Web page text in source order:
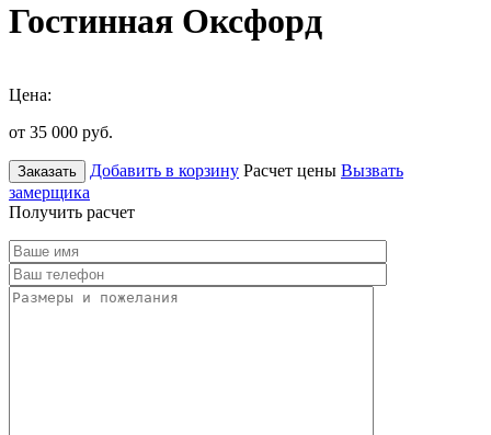
Гостинная Оксфорд
Цена:
от 35 000 руб.
Заказать Добавить в корзину Расчет цены Вызвать
замерщика
Получить расчет